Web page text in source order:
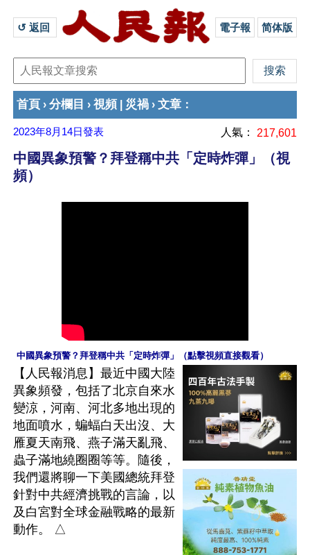
↺ 返回 電子報 简体版
首頁 › 分欄目 › 視頻 災禍 › 文章 ：
2023年8月14日發表 人氣： 217,601
中國異象預警？拜登稱中共「定時炸彈」（視
頻）
中國異象預警？拜登稱中共「定時炸彈」（點擊視頻直接觀看）
【人民報消息】最近中國大陸
異象頻發，包括了北京自來水
變涼，河南、河北多地出現的
地面噴水，蝙蝠白天出沒、大
雁夏天南飛、燕子滿天亂飛、
蟲子滿地繞圈圈等等。隨後，
我們還將聊一下美國總統拜登
針對中共經濟挑戰的言論，以
及白宮對全球金融戰略的最新